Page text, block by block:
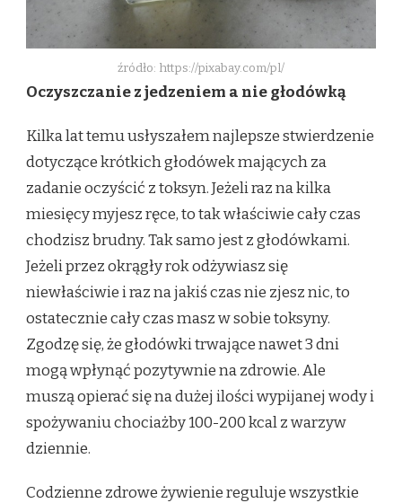
źródło: https://pixabay.com/pl/
Oczyszczanie z jedzeniem a nie głodówką
Kilka lat temu usłyszałem najlepsze stwierdzenie
dotyczące krótkich głodówek mających za
zadanie oczyścić z toksyn. Jeżeli raz na kilka
miesięcy myjesz ręce, to tak właściwie cały czas
chodzisz brudny. Tak samo jest z głodówkami.
Jeżeli przez okrągły rok odżywiasz się
niewłaściwie i raz na jakiś czas nie zjesz nic, to
ostatecznie cały czas masz w sobie toksyny.
Zgodzę się, że głodówki trwające nawet 3 dni
mogą wpłynąć pozytywnie na zdrowie. Ale
muszą opierać się na dużej ilości wypijanej wody i
spożywaniu chociażby 100-200 kcal z warzyw
dziennie.
Codzienne zdrowe żywienie reguluje wszystkie